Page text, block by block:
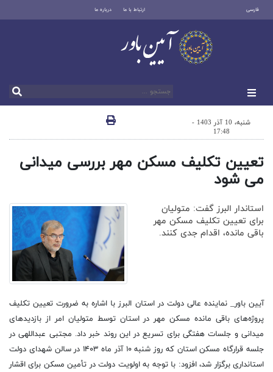
فارسی ارتباط با ما درباره ما
شنبه، 10 آذر 1403 -
17:48
تعیین تکلیف مسکن مهر بررسی میدانی
می شود
استاندار البرز گفت: متولیان
برای تعیین تکلیف مسکن مهر
باقی مانده، اقدام جدی کنند.
آیین باور_ نماینده عالی دولت در استان البرز با اشاره به ضرورت تعیین تکلیف
پروژه‌های باقی مانده مسکن مهر در استان توسط متولیان امر از بازدیدهای
میدانی و جلسات هفتگی برای تسریع در این روند خبر داد. مجتبی عبداللهی در
جلسه قرارگاه مسکن استان که روز شنبه ۱۰ آذر ماه ۱۴۰۳ در سالن شهدای دولت
استانداری برگزار شد، افزود: با توجه به اولویت دولت در تأمین مسکن برای اقشار